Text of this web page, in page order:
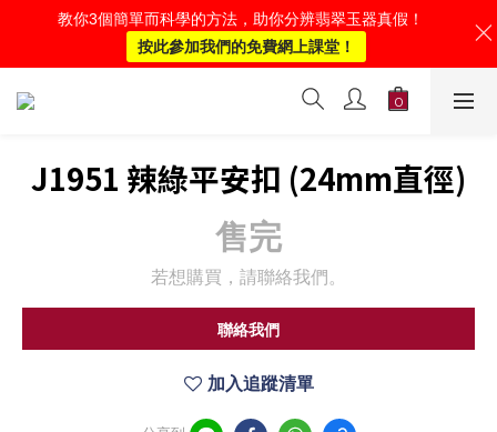
J1951 辣綠平安扣 (24mm直徑)
售完
若想購買，請聯絡我們。
聯絡我們
加入追蹤清單
教你3個簡單而科學的方法，助你分辨翡翠玉器真假！
按此參加我們的免費網上課堂！